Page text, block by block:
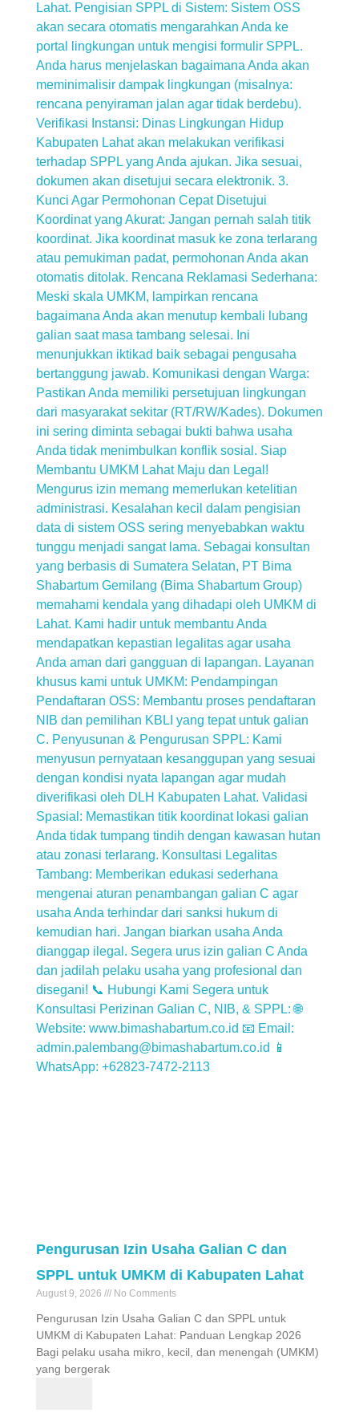
Pengurusan Izin Usaha Galian C dan
SPPL untuk UMKM di Kabupaten Lahat
August 9, 2026 No Comments
Pengurusan Izin Usaha Galian C dan SPPL untuk
UMKM di Kabupaten Lahat: Panduan Lengkap 2026
Bagi pelaku usaha mikro, kecil, dan menengah (UMKM)
yang bergerak